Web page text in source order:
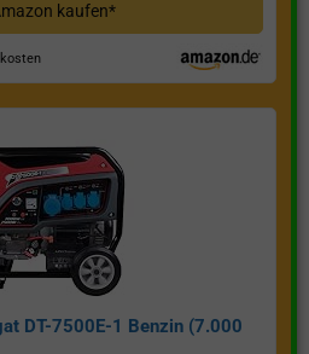
kaufen*
DT-7500E-1 Benzin (7.000